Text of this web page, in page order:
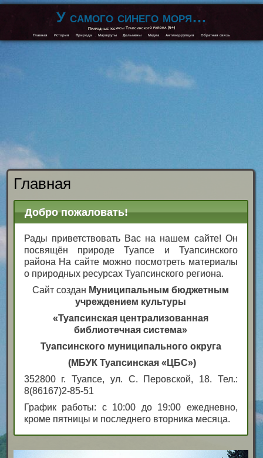
У самого синего моря…
Природные ресурсы Туапсинского района (6+)
Главная История Природа Маршруты Дольмены Медиа Антикоррупция Обратная связь
Главная
Добро пожаловать!
Рады приветствовать Вас на нашем сайте! Он
посвящён природе Туапсе и Туапсинского
района На сайте можно посмотреть материалы
о природных ресурсах Туапсинского региона.
Сайт создан Муниципальным бюджетным
учреждением культуры
«Туапсинская централизованная
библиотечная система»
Туапсинского муниципального округа
(МБУК Туапсинская «ЦБС»)
352800 г. Туапсе, ул. С. Перовской, 18. Тел.:
8(86167)2-85-51
График работы: с 10:00 до 19:00 ежедневно,
кроме пятницы и последнего вторника месяца.